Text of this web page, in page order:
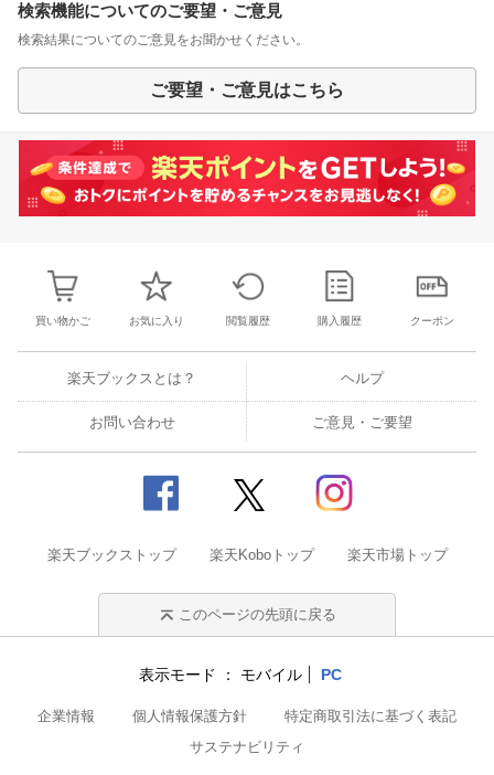
検索機能についてのご要望・ご意見
検索結果についてのご意見をお聞かせください。
ご要望・ご意見はこちら
買い物かご お気に入り 閲覧履歴 購入履歴 クーポン
楽天ブックスとは？ ヘルプ
お問い合わせ ご意見・ご要望
楽天ブックストップ 楽天Koboトップ 楽天市場トップ
このページの先頭に戻る
表示モード モバイル PC
企業情報 個人情報保護方針
特定商取引法に基づく表記
サステナビリティ